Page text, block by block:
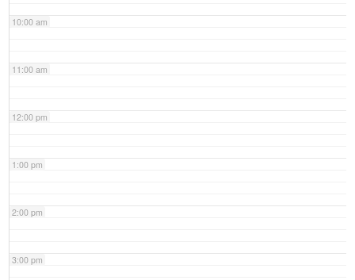
10:00 am
11:00 am
12:00 pm
1:00 pm
2:00 pm
3:00 pm